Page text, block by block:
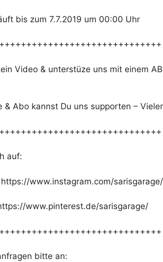
bis zum 7.7.2019 um 00:00 Uhr
Video & unterstüze uns mit einem
& Abo kannst Du uns supporten –
auf:
www.instagram.com/sarisgarage/
www.pinterest.de/sarisgarage/
bitte an: